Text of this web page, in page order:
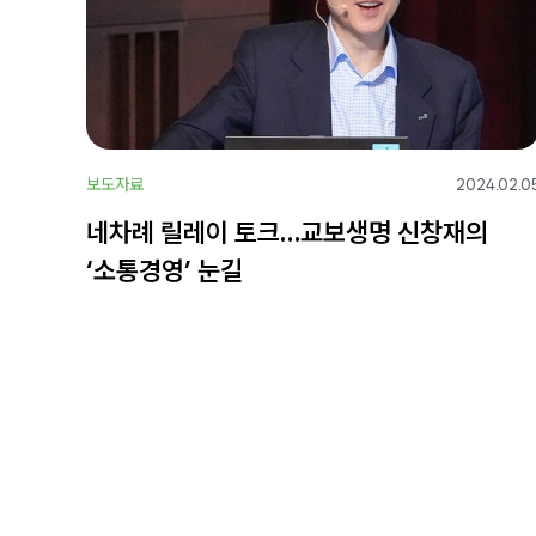
보도자료
네차례 릴레이 토크…교보생명 신창재의
‘소통경영’ 눈길